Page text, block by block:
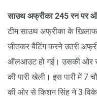
साउथ अफ्रीका 245 रन पर
टीम साउथ अफ्रीका के
जीतकर बैटिंग करने उतरी
ऑलआउट हो गई। उसकी ओर से
की पारी खेली। इस पारी में 7
की ओर से किशन सिंह ने 3